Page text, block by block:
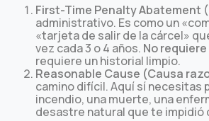
First-Time Penalty Abatement
administrativo. Es como un
«tarjeta de salir de la cárcel»
vez cada 3 o 4 años. No
requiere un historial limpio.
Reasonable Cause (Causa
camino difícil. Aquí sí necesitas
incendio, una muerte, una
desastre natural que te impidió